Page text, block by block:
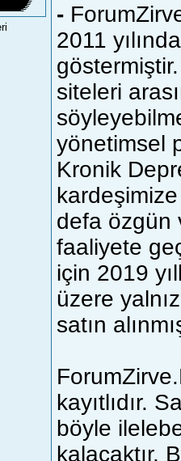
-
2011
siteleri
yönetimsel
Kronik
kardeşimize
defa özgün
faaliyete
için 2019
üzere
satın
kayıtlıdır.
böyle
kalacaktır.